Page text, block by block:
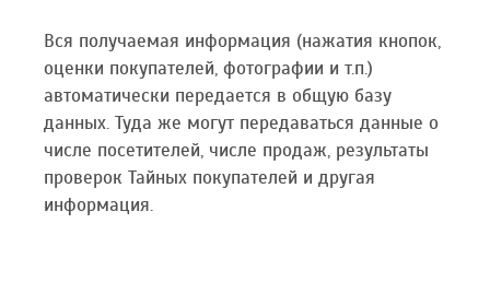
Вся получаемая информация (нажатия кнопок,
оценки покупателей, фотографии и т.п.)
автоматически передается в общую базу
данных. Туда же могут передаваться данные о
числе посетителей, числе продаж, результаты
проверок Тайных покупателей и другая
информация.